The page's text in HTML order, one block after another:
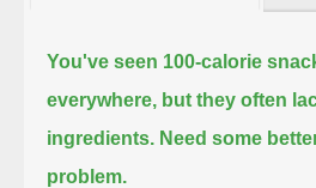
You've seen 100-calorie
everywhere, but they often
ingredients. Need some
problem.